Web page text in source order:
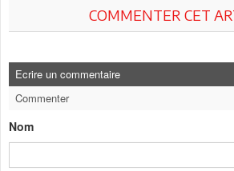
COMMENTER CET
Ecrire un commentaire
Commenter
Nom